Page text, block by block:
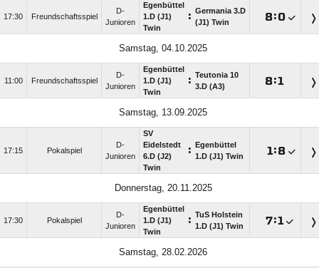
17:30 Freundschaftsspiel
D-
Junioren
Egenbüttel
1.D (J1)
Twin
: Germania 3.D
(J1) Twin
:
Samstag, 04.10.2025
11:00 Freundschaftsspiel
D-
Junioren
Egenbüttel
1.D (J1)
Twin
: Teutonia 10
3.D (A3)
:
Samstag, 13.09.2025
17:15 Pokalspiel
D-
Junioren
SV
Eidelstedt
6.D (J2)
Twin
:
Egenbüttel
1.D (J1) Twin
:
Donnerstag, 20.11.2025
17:30 Pokalspiel
D-
Junioren
Egenbüttel
1.D (J1)
Twin
: TuS Holstein
1.D (J1) Twin
:
Samstag, 28.02.2026